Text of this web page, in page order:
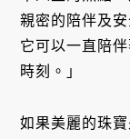
親密的陪伴及
它可以一直陪
時刻。」
如果美麗的珠